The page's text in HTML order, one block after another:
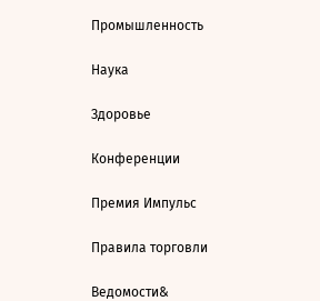
Промышленность
Наука
Здоровье
Конференции
Премия Импульс
Правила торговли
Ведомости&